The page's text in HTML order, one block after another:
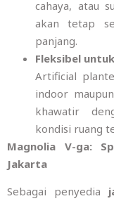
cahaya, atau
akan tetap
panjang.
Fleksibel
Artificial
indoor
khawatir
kondisi ruang
Magnolia V-ga:
Jakarta
Sebagai penyedia